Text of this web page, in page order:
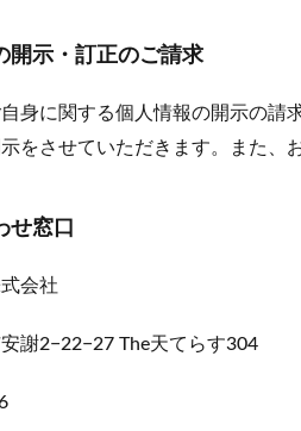
開示・訂正のご請求
身に関する個人情報の開示の請
をさせていただきます。また、
せ窓口
会社
謝2−22−27 The天てらす304